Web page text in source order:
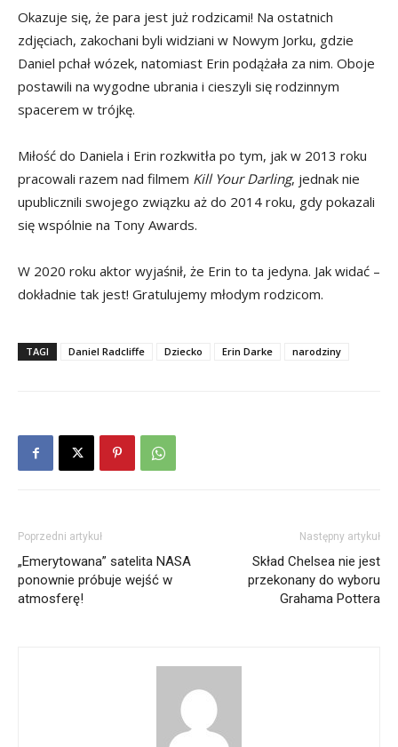
Okazuje się, że para jest już rodzicami! Na ostatnich
zdjęciach, zakochani byli widziani w Nowym Jorku, gdzie
Daniel pchał wózek, natomiast Erin podążała za nim. Oboje
postawili na wygodne ubrania i cieszyli się rodzinnym
spacerem w trójkę.
Miłość do Daniela i Erin rozkwitła po tym, jak w 2013 roku
pracowali razem nad filmem Kill Your Darling, jednak nie
upublicznili swojego związku aż do 2014 roku, gdy pokazali
się wspólnie na Tony Awards.
W 2020 roku aktor wyjaśnił, że Erin to ta jedyna. Jak widać –
dokładnie tak jest! Gratulujemy młodym rodzicom.
TAGI Daniel Radcliffe Dziecko Erin Darke narodziny
Poprzedni artykuł
„Emerytowana” satelita NASA
ponownie próbuje wejść w
atmosferę!
Następny artykuł
Skład Chelsea nie jest
przekonany do wyboru
Grahama Pottera